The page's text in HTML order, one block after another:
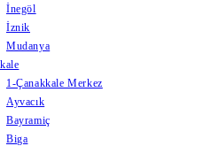
İnegöl
İznik
Mudanya
1-Çanakkale Merkez
Ayvacık
Bayramiç
Biga